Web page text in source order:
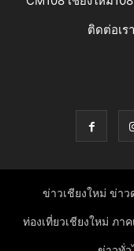
ติดต่อเร
ข่าวเชียงใหม่ ข่า
ท่องเที่ยวเชียงใหม่ ภา